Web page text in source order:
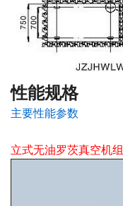
性能规格
主要性能参数
立式无油罗茨真空机